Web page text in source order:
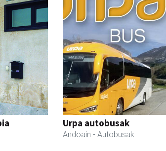
Urpa autobusak
Andoain - Autobusak